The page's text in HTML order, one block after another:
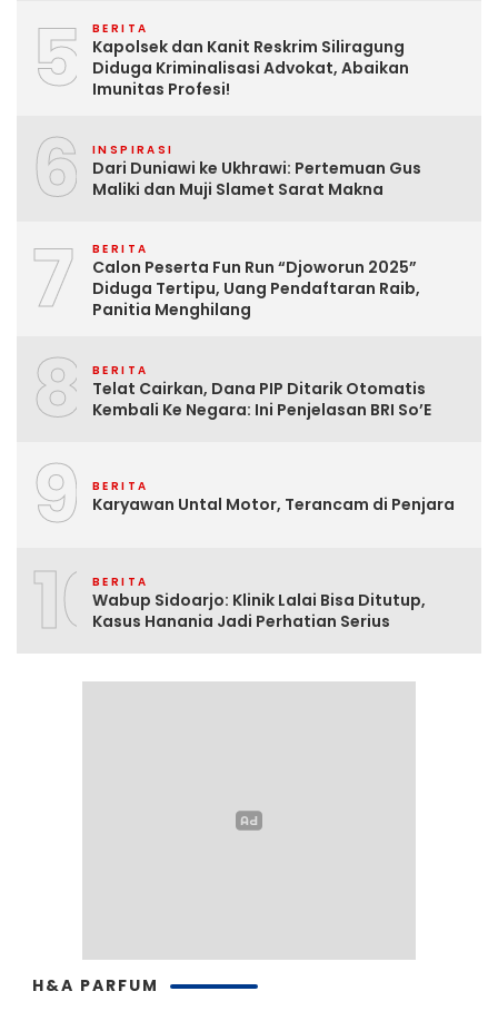
5 BERITA
Kapolsek dan Kanit Reskrim Siliragung
Diduga Kriminalisasi Advokat, Abaikan
Imunitas Profesi!
6 INSPIRASI
Dari Duniawi ke Ukhrawi: Pertemuan Gus
Maliki dan Muji Slamet Sarat Makna
7 BERITA
Calon Peserta Fun Run “Djoworun 2025”
Diduga Tertipu, Uang Pendaftaran Raib,
Panitia Menghilang
8 BERITA
Telat Cairkan, Dana PIP Ditarik Otomatis
Kembali Ke Negara: Ini Penjelasan BRI So’E
9 BERITA
Karyawan Untal Motor, Terancam di Penjara
10BERITA
Wabup Sidoarjo: Klinik Lalai Bisa Ditutup,
Kasus Hanania Jadi Perhatian Serius
H&A PARFUM